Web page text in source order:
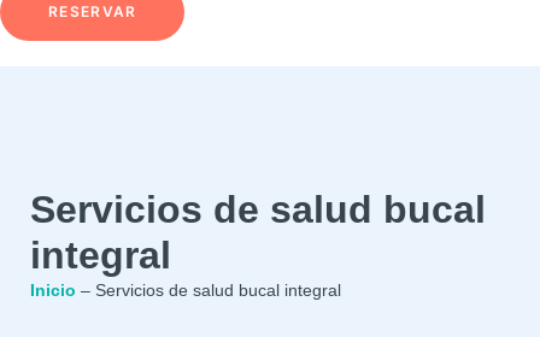
RESERVAR
Servicios de salud bucal
integral
Inicio – Servicios de salud bucal integral